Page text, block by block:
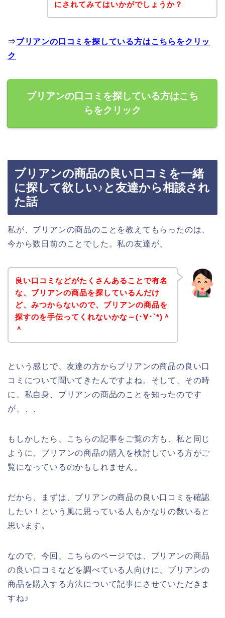
にされてみてはいかがでしょうか？
⇒ブリアンの口コミを探している方はこちらをクリッ
ク
ブリアンの口コミを探している方はこち
らをクリック
ブリアンの商品の良い口コミを一緒
に探して欲しい♪と友達から相談され
た話
私が、ブリアンの商品のことを教えてもらったのは、
今から数日前のことでした。私の友達が、
良い口コミなどがたくさんあることで有名
な、ブリアンの商品を探しているんだけ
ど、みつからないので、ブリアンの商品を
探すのを手伝ってくれないかな～(･∀･`*)＾
＾
という感じで、友達の方からブリアンの商品の良い口
コミについて聞いてきたんですよね。そして、その時
に、私自身、ブリアンの商品のことを知ったのです
が、、、
もしかしたら、こちらの記事をご覧の方も、私と同じ
ように、ブリアンの商品の購入を検討している方がご
覧になっているのかもしれません。
だから、まずは、ブリアンの商品の良い口コミを確認
したい！という風に思っている人もかなりの数いると
思います。
なので、今回、こちらのページでは、ブリアンの商品
の良い口コミなどを調べている人向けに、ブリアンの
商品を購入する方法について記事にさせていただきま
すね♪